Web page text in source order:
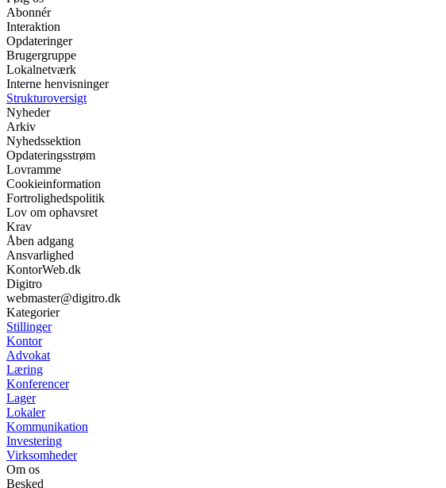
Abonnér
Interaktion
Opdateringer
Brugergruppe
Lokalnetværk
Interne henvisninger
Strukturoversigt
Nyheder
Arkiv
Nyhedssektion
Opdateringsstrøm
Lovramme
Cookieinformation
Fortrolighedspolitik
Lov om ophavsret
Krav
Åben adgang
Ansvarlighed
KontorWeb.dk
Digitro
webmaster@digitro.dk
Kategorier
Stillinger
Kontor
Advokat
Læring
Konferencer
Lager
Lokaler
Kommunikation
Investering
Virksomheder
Om os
Besked